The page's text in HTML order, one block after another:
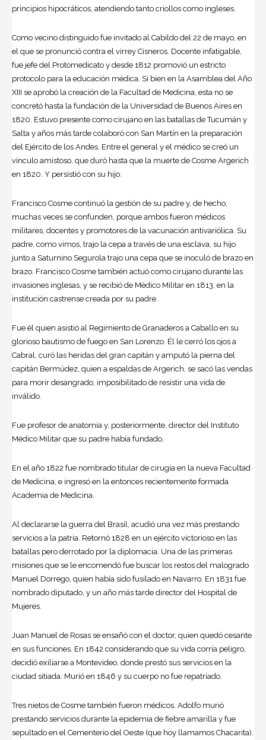
principios hipocráticos, atendiendo tanto criollos como ingleses.
Como vecino distinguido fue invitado al Cabildo del 22 de mayo, en
el que se pronunció contra el virrey Cisneros. Docente infatigable,
fue jefe del Protomedicato y desde 1812 promovió un estricto
protocolo para la educación médica. Si bien en la Asamblea del Año
XIII se aprobó la creación de la Facultad de Medicina, esta no se
concretó hasta la fundación de la Universidad de Buenos Aires en
1820. Estuvo presente como cirujano en las batallas de Tucumán y
Salta y años más tarde colaboró con San Martín en la preparación
del Ejército de los Andes. Entre el general y el médico se creó un
vínculo amistoso, que duró hasta que la muerte de Cosme Argerich
en 1820. Y persistió con su hijo.
Francisco Cosme continuó la gestión de su padre y, de hecho,
muchas veces se confunden, porque ambos fueron médicos
militares, docentes y promotores de la vacunación antivariólica. Su
padre, como vimos, trajo la cepa a través de una esclava, su hijo
junto a Saturnino Segurola trajo una cepa que se inoculó de brazo en
brazo. Francisco Cosme también actuó como cirujano durante las
invasiones inglesas, y se recibió de Médico Militar en 1813, en la
institución castrense creada por su padre.
Fue él quien asistió al Regimiento de Granaderos a Caballo en su
glorioso bautismo de fuego en San Lorenzo. Él le cerró los ojos a
Cabral, curó las heridas del gran capitán y amputó la pierna del
capitán Bermúdez, quien a espaldas de Argerich, se sacó las vendas
para morir desangrado, imposibilitado de resistir una vida de
inválido.
Fue profesor de anatomía y, posteriormente, director del Instituto
Médico Militar que su padre había fundado.
En el año 1822 fue nombrado titular de cirugía en la nueva Facultad
de Medicina, e ingresó en la entonces recientemente formada
Academia de Medicina.
Al declararse la guerra del Brasil, acudió una vez más prestando
servicios a la patria. Retornó 1828 en un ejército victorioso en las
batallas pero derrotado por la diplomacia. Una de las primeras
misiones que se le encomendó fue buscar los restos del malogrado
Manuel Dorrego, quien había sido fusilado en Navarro. En 1831 fue
nombrado diputado, y un año más tarde director del Hospital de
Mujeres.
Juan Manuel de Rosas se ensañó con el doctor, quien quedó cesante
en sus funciones. En 1842 considerando que su vida corría peligro,
decidió exiliarse a Montevideo, donde prestó sus servicios en la
ciudad sitiada. Murió en 1846 y su cuerpo no fue repatriado.
Tres nietos de Cosme también fueron médicos. Adolfo murió
prestando servicios durante la epidemia de fiebre amarilla y fue
sepultado en el Cementerio del Oeste (que hoy llamamos Chacarita).